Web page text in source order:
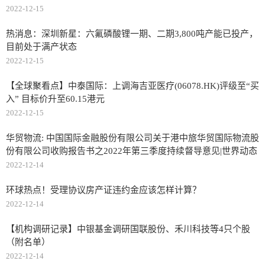
2022-12-15
热消息：深圳新星：六氟磷酸锂一期、二期3,800吨产能已投产，
目前处于满产状态
2022-12-15
【全球聚看点】中泰国际：上调海吉亚医疗(06078.HK)评级至“买
入” 目标价升至60.15港元
2022-12-15
华贸物流: 中国国际金融股份有限公司关于港中旅华贸国际物流股
份有限公司收购报告书之2022年第三季度持续督导意见|世界动态
2022-12-14
环球热点！受理协议房产证违约金应该怎样计算？
2022-12-14
【机构调研记录】中银基金调研国联股份、禾川科技等4只个股
（附名单）
2022-12-14